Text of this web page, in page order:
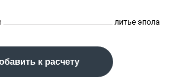
литье эпола
к расчету